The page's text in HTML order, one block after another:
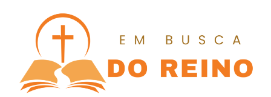
conteúdo